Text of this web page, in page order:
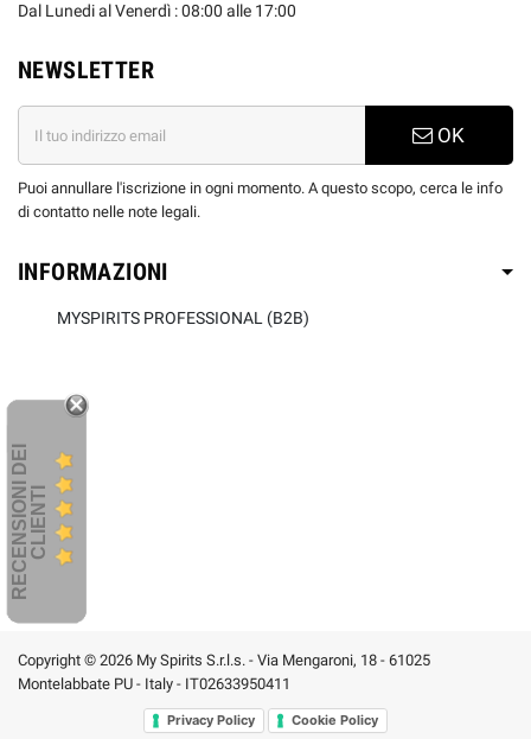
Dal Lunedi al Venerdì : 08:00 alle 17:00
NEWSLETTER
OK
Puoi annullare l'iscrizione in ogni momento. A questo scopo, cerca le info
di contatto nelle note legali.
INFORMAZIONI
MYSPIRITS PROFESSIONAL (B2B)
R
E
C
E
N
S
I
ON
I
D
E
I
C
L
I
E
N
TI
Copyright © 2026 My Spirits S.r.l.s. - Via Mengaroni, 18 - 61025
Montelabbate PU - Italy - IT02633950411
Privacy Policy Cookie Policy